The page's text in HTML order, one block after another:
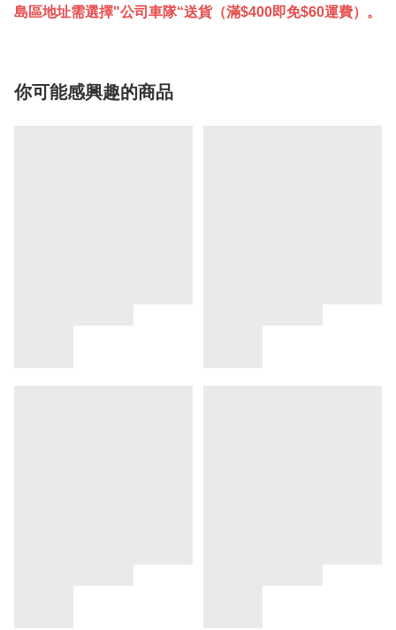
島區地址需選擇"公司車隊“送貨（滿$400即免$60運費）。
你可能感興趣的商品